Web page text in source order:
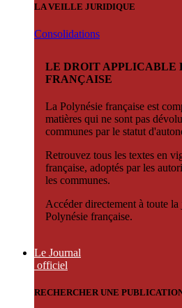
LA VEILLE JURIDIQUE
Consolidations
LE DROIT APPLICABLE
FRANÇAISE
La Polynésie française est
matières qui ne sont pas
communes par le statut
Retrouvez tous les textes en
française, adoptés par les
les communes.
Accéder directement à toute
Polynésie française.
Le Journal
officiel
RECHERCHER UNE